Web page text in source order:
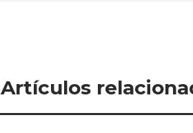
Artículos